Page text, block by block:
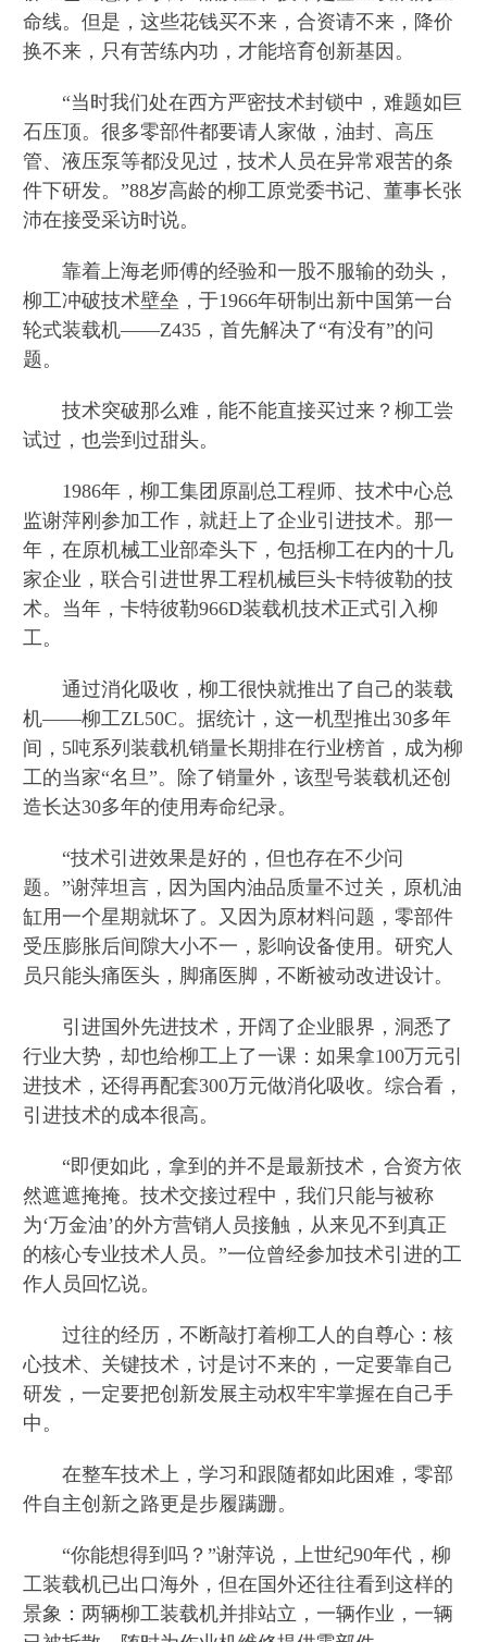
命线。但是，这些花钱买不来，合资请不来，降价
换不来，只有苦练内功，才能培育创新基因。
“当时我们处在西方严密技术封锁中，难题如巨
石压顶。很多零部件都要请人家做，油封、高压
管、液压泵等都没见过，技术人员在异常艰苦的条
件下研发。”88岁高龄的柳工原党委书记、董事长张
沛在接受采访时说。
靠着上海老师傅的经验和一股不服输的劲头，
柳工冲破技术壁垒，于1966年研制出新中国第一台
轮式装载机——Z435，首先解决了“有没有”的问
题。
技术突破那么难，能不能直接买过来？柳工尝
试过，也尝到过甜头。
1986年，柳工集团原副总工程师、技术中心总
监谢萍刚参加工作，就赶上了企业引进技术。那一
年，在原机械工业部牵头下，包括柳工在内的十几
家企业，联合引进世界工程机械巨头卡特彼勒的技
术。当年，卡特彼勒966D装载机技术正式引入柳
工。
通过消化吸收，柳工很快就推出了自己的装载
机——柳工ZL50C。据统计，这一机型推出30多年
间，5吨系列装载机销量长期排在行业榜首，成为柳
工的当家“名旦”。除了销量外，该型号装载机还创
造长达30多年的使用寿命纪录。
“技术引进效果是好的，但也存在不少问
题。”谢萍坦言，因为国内油品质量不过关，原机油
缸用一个星期就坏了。又因为原材料问题，零部件
受压膨胀后间隙大小不一，影响设备使用。研究人
员只能头痛医头，脚痛医脚，不断被动改进设计。
引进国外先进技术，开阔了企业眼界，洞悉了
行业大势，却也给柳工上了一课：如果拿100万元引
进技术，还得再配套300万元做消化吸收。综合看，
引进技术的成本很高。
“即便如此，拿到的并不是最新技术，合资方依
然遮遮掩掩。技术交接过程中，我们只能与被称
为‘万金油’的外方营销人员接触，从来见不到真正
的核心专业技术人员。”一位曾经参加技术引进的工
作人员回忆说。
过往的经历，不断敲打着柳工人的自尊心：核
心技术、关键技术，讨是讨不来的，一定要靠自己
研发，一定要把创新发展主动权牢牢掌握在自己手
中。
在整车技术上，学习和跟随都如此困难，零部
件自主创新之路更是步履蹒跚。
“你能想得到吗？”谢萍说，上世纪90年代，柳
工装载机已出口海外，但在国外还往往看到这样的
景象：两辆柳工装载机并排站立，一辆作业，一辆